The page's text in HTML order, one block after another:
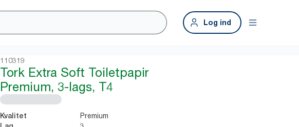
Log ind
110319
Tork Extra Soft Toiletpapir
Premium, 3-lags, T4
Kvalitet Premium